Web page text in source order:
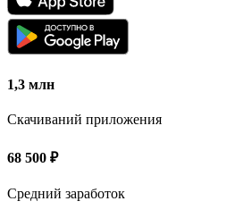
1,3 млн
Скачиваний приложения
68 500 ₽
Средний заработок